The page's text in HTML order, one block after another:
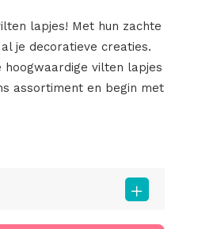
lapjes! Met hun zachte
je decoratieve creaties.
vilten lapjes
assortiment en begin met